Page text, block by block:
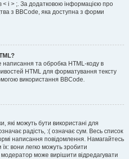
< і > ;. За додатковою інформацією про
з BBCode, яка доступна з форми
та обробка HTML-коду в
HTML для форматування тексту
використання BBCode.
які можуть бути використані для
радість, :( означає сум. Весь список
написання повідомлення. Намагайтесь
вони легко можуть зробити
може вирішити відредагувати